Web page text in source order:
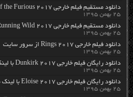
دانلود مستقیم فیلم خارجی The Fate of the Furious 2017 از سرور سایت
۲۵ بهمن ۱۳۹۵
دانلود مستقیم فیلم خارجی Running Wild 2017 از سرور سایت
۲۵ بهمن ۱۳۹۵
دانلود فیلم خارجی Rings 2017 از سرور سایت
۲۵ بهمن ۱۳۹۵
دانلود رایگان فیلم خارجی Dunkirk 2017 با لینک مستقیم
۲۵ بهمن ۱۳۹۵
دانلود رایگان فیلم خارجی Eloise 2017 با لینک مستقیم
۲۵ بهمن ۱۳۹۵